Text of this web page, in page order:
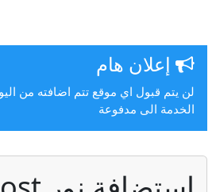
إعلان هام
يتم قبول اي موقع تتم اضافته من اليوم
الى مدفوعة